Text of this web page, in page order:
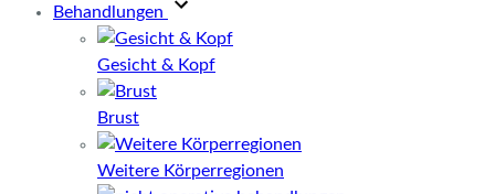
Behandlungen
Gesicht & Kopf
Brust
Weitere Körperregionen